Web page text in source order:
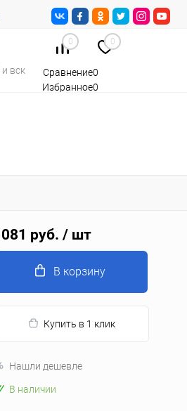
вск
0 0
Сравнение0
Избранное0
руб. / шт
В корзину
Купить в 1 клик
Нашли дешевле
В наличии